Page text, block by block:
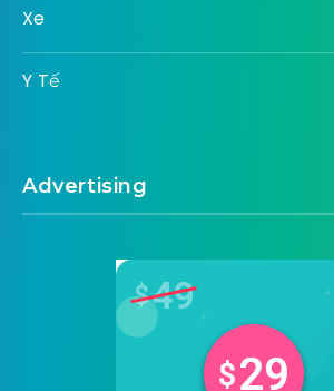
Xe
Y Tế
Advertising